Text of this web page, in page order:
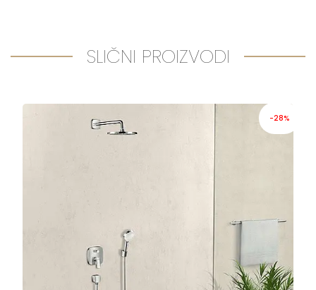
SLIČNI PROIZVODI
-28%